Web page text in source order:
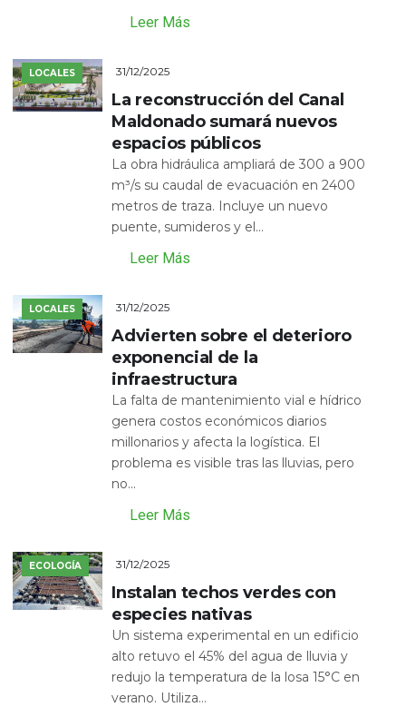
Leer Más
LOCALES 31/12/2025
La reconstrucción del Canal
Maldonado sumará nuevos
espacios públicos
La obra hidráulica ampliará de 300 a 900
m³/s su caudal de evacuación en 2400
metros de traza. Incluye un nuevo
puente, sumideros y el...
Leer Más
LOCALES 31/12/2025
Advierten sobre el deterioro
exponencial de la
infraestructura
La falta de mantenimiento vial e hídrico
genera costos económicos diarios
millonarios y afecta la logística. El
problema es visible tras las lluvias, pero
no...
Leer Más
ECOLOGÍA 31/12/2025
Instalan techos verdes con
especies nativas
Un sistema experimental en un edificio
alto retuvo el 45% del agua de lluvia y
redujo la temperatura de la losa 15°C en
verano. Utiliza...